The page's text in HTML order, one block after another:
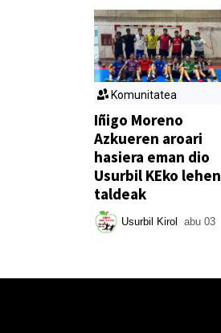
Komunitatea
Iñigo Moreno
Azkueren aroari
hasiera eman dio
Usurbil KEko lehen
taldeak
Usurbil Kirol abu 03